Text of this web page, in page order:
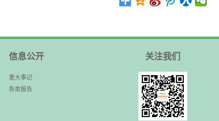
信息公开
重大事记
各类报告
关注我们